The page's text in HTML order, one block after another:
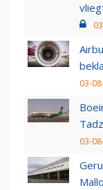
03-
03-